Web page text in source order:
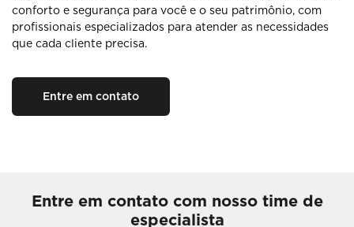
conforto e segurança para você e o seu patrimônio, com
profissionais especializados para atender as necessidades
que cada cliente precisa.
Entre em contato
Entre em contato com nosso time de
especialista